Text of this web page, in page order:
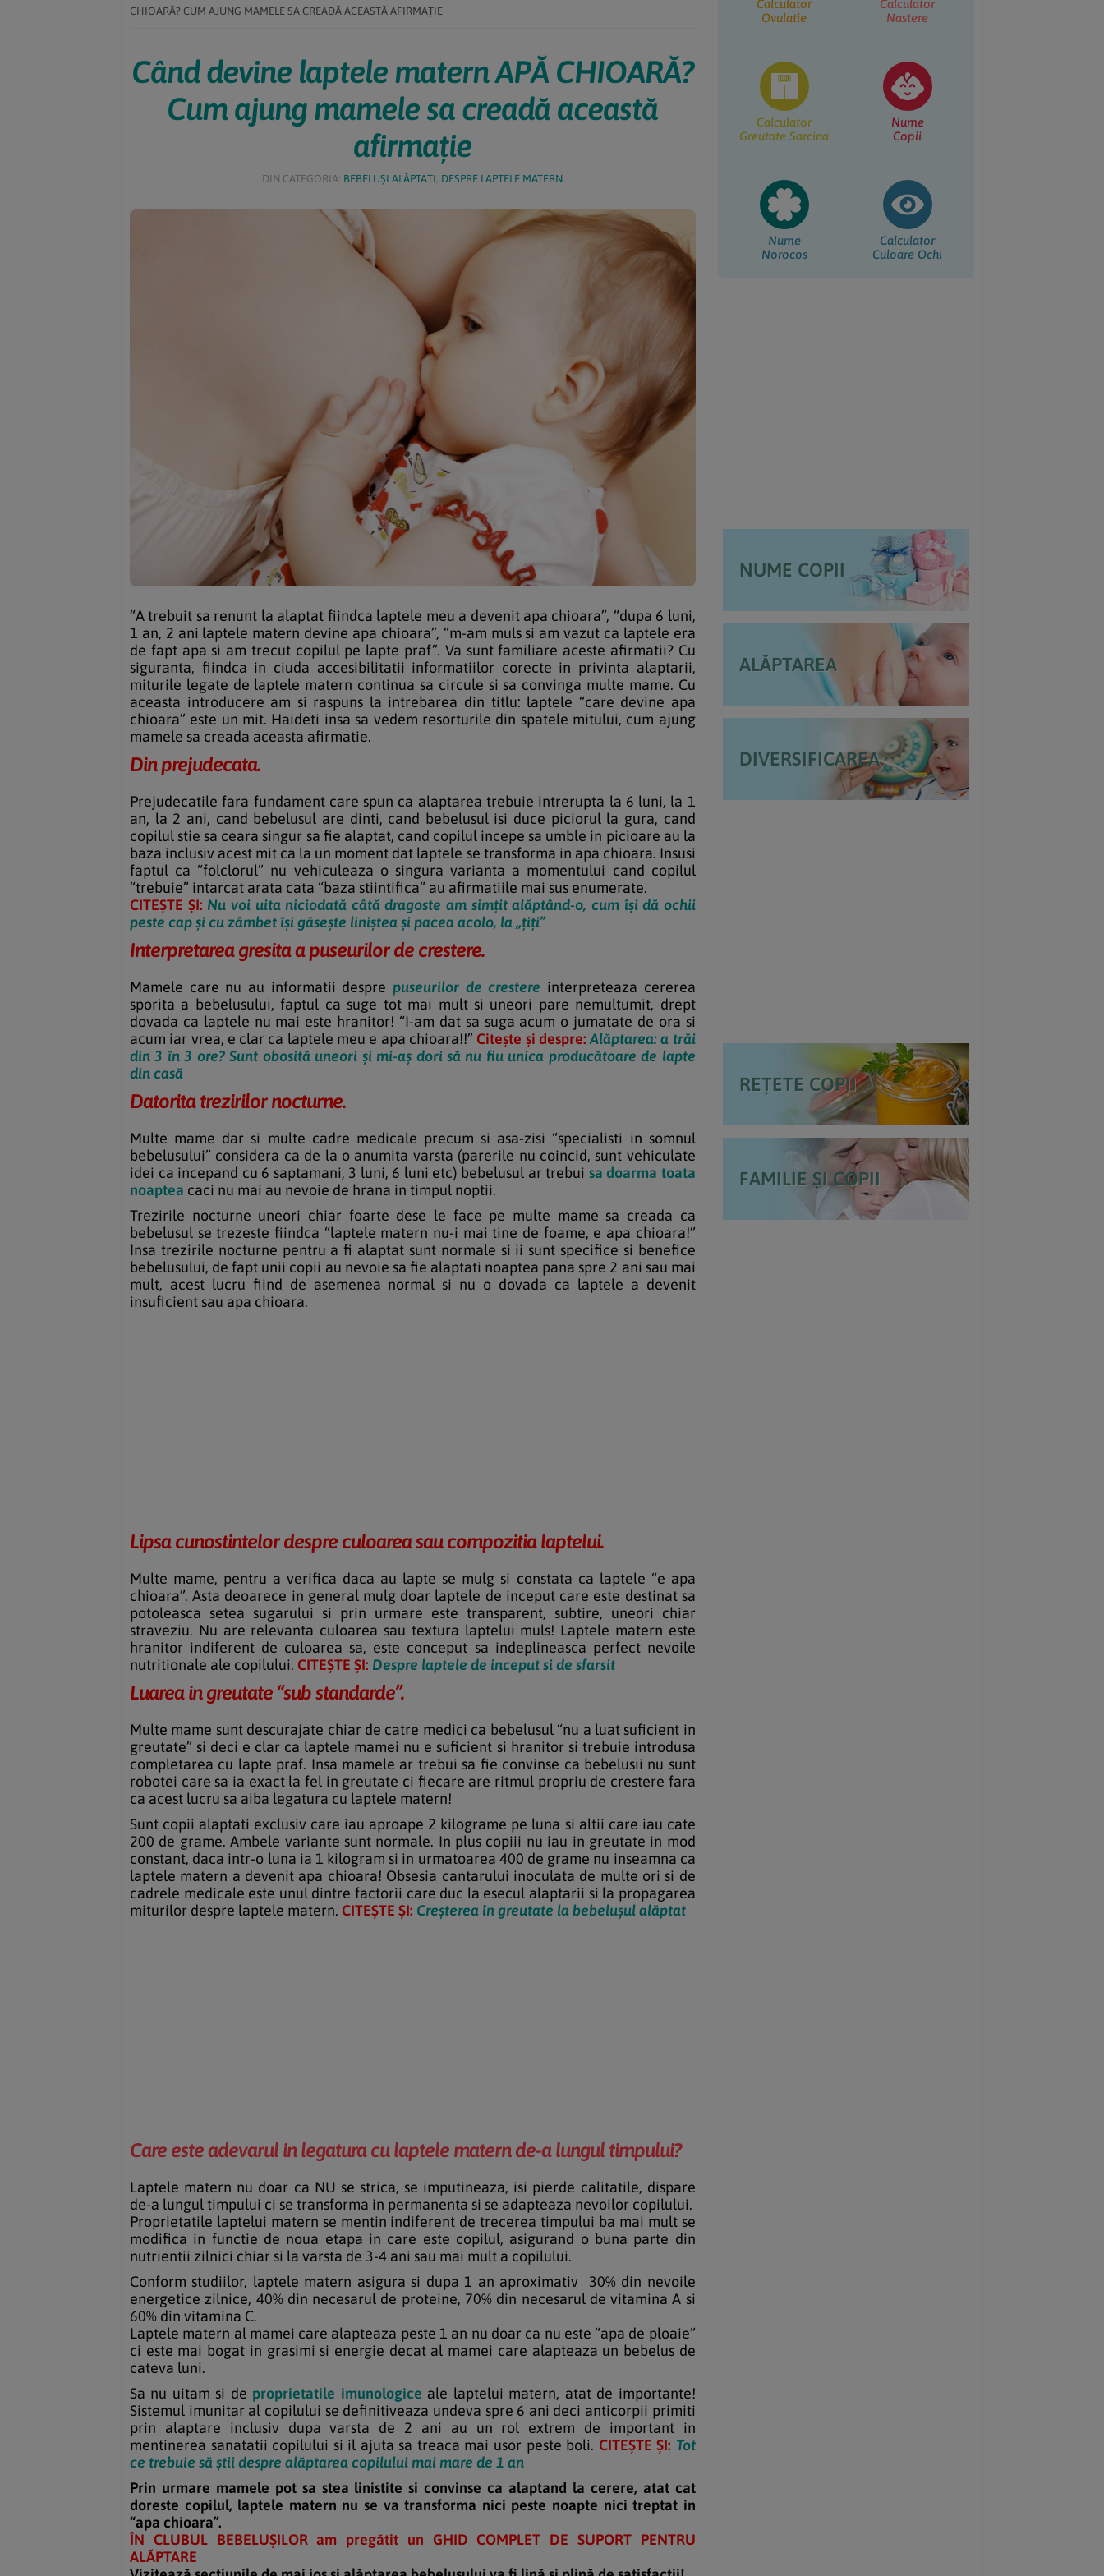
CHIOARĂ? CUM AJUNG MAMELE SA CREADĂ ACEASTĂ AFIRMAȚIE
Când devine laptele matern APĂ CHIOARĂ?
Cum ajung mamele sa creadă această
afirmație
DIN CATEGORIA: BEBELUȘI ALĂPTAȚI DESPRE LAPTELE MATERN
“A trebuit sa renunt la alaptat fiindca laptele meu a devenit apa chioara”, “dupa 6 luni,
1 an, 2 ani laptele matern devine apa chioara”, “m-am muls si am vazut ca laptele era
de fapt apa si am trecut copilul pe lapte praf”. Va sunt familiare aceste afirmatii? Cu
siguranta, fiindca in ciuda accesibilitatii informatiilor corecte in privinta alaptarii,
miturile legate de laptele matern continua sa circule si sa convinga multe mame. Cu
aceasta introducere am si raspuns la intrebarea din titlu: laptele “care devine apa
chioara” este un mit. Haideti insa sa vedem resorturile din spatele mitului, cum ajung
mamele sa creada aceasta afirmatie.
Din prejudecata.
Prejudecatile fara fundament care spun ca alaptarea trebuie intrerupta la 6 luni, la 1
an, la 2 ani, cand bebelusul are dinti, cand bebelusul isi duce piciorul la gura, cand
copilul stie sa ceara singur sa fie alaptat, cand copilul incepe sa umble in picioare au la
baza inclusiv acest mit ca la un moment dat laptele se transforma in apa chioara. Insusi
faptul ca “folclorul” nu vehiculeaza o singura varianta a momentului cand copilul
“trebuie” intarcat arata cata “baza stiintifica” au afirmatiile mai sus enumerate.
CITEȘTE ȘI: Nu voi uita niciodată câtă dragoste am simțit alăptând-o, cum își dă ochii
peste cap și cu zâmbet își găsește liniștea și pacea acolo, la „țiți”
Interpretarea gresita a puseurilor de crestere.
Mamele care nu au informatii despre puseurilor de crestere interpreteaza cererea
sporita a bebelusului, faptul ca suge tot mai mult si uneori pare nemultumit, drept
dovada ca laptele nu mai este hranitor! “I-am dat sa suga acum o jumatate de ora si
acum iar vrea, e clar ca laptele meu e apa chioara!!” Citește și despre: Alăptarea: a trăi
din 3 în 3 ore? Sunt obosită uneori și mi-aș dori să nu fiu unica producătoare de lapte
din casă
Datorita trezirilor nocturne.
Multe mame dar si multe cadre medicale precum si asa-zisi “specialisti in somnul
bebelusului” considera ca de la o anumita varsta (parerile nu coincid, sunt vehiculate
idei ca incepand cu 6 saptamani, 3 luni, 6 luni etc) bebelusul ar trebui sa doarma toata
noaptea caci nu mai au nevoie de hrana in timpul noptii.
Trezirile nocturne uneori chiar foarte dese le face pe multe mame sa creada ca
bebelusul se trezeste fiindca “laptele matern nu-i mai tine de foame, e apa chioara!”
Insa trezirile nocturne pentru a fi alaptat sunt normale si ii sunt specifice si benefice
bebelusului, de fapt unii copii au nevoie sa fie alaptati noaptea pana spre 2 ani sau mai
mult, acest lucru fiind de asemenea normal si nu o dovada ca laptele a devenit
insuficient sau apa chioara.
Lipsa cunostintelor despre culoarea sau compozitia laptelui.
Multe mame, pentru a verifica daca au lapte se mulg si constata ca laptele “e apa
chioara”. Asta deoarece in general mulg doar laptele de inceput care este destinat sa
potoleasca setea sugarului si prin urmare este transparent, subtire, uneori chiar
straveziu. Nu are relevanta culoarea sau textura laptelui muls! Laptele matern este
hranitor indiferent de culoarea sa, este conceput sa indeplineasca perfect nevoile
nutritionale ale copilului. CITEȘTE ȘI: Despre laptele de inceput si de sfarsit
Luarea in greutate “sub standarde”.
Multe mame sunt descurajate chiar de catre medici ca bebelusul “nu a luat suficient in
greutate” si deci e clar ca laptele mamei nu e suficient si hranitor si trebuie introdusa
completarea cu lapte praf. Insa mamele ar trebui sa fie convinse ca bebelusii nu sunt
robotei care sa ia exact la fel in greutate ci fiecare are ritmul propriu de crestere fara
ca acest lucru sa aiba legatura cu laptele matern!
Sunt copii alaptati exclusiv care iau aproape 2 kilograme pe luna si altii care iau cate
200 de grame. Ambele variante sunt normale. In plus copiii nu iau in greutate in mod
constant, daca intr-o luna ia 1 kilogram si in urmatoarea 400 de grame nu inseamna ca
laptele matern a devenit apa chioara! Obsesia cantarului inoculata de multe ori si de
cadrele medicale este unul dintre factorii care duc la esecul alaptarii si la propagarea
miturilor despre laptele matern. CITEȘTE ȘI: Creșterea în greutate la bebelușul alăptat
Care este adevarul in legatura cu laptele matern de-a lungul timpului?
Laptele matern nu doar ca NU se strica, se imputineaza, isi pierde calitatile, dispare
de-a lungul timpului ci se transforma in permanenta si se adapteaza nevoilor copilului.
Proprietatile laptelui matern se mentin indiferent de trecerea timpului ba mai mult se
modifica in functie de noua etapa in care este copilul, asigurand o buna parte din
nutrientii zilnici chiar si la varsta de 3-4 ani sau mai mult a copilului.
Conform studiilor, laptele matern asigura si dupa 1 an aproximativ 30% din nevoile
energetice zilnice, 40% din necesarul de proteine, 70% din necesarul de vitamina A si
60% din vitamina C.
Laptele matern al mamei care alapteaza peste 1 an nu doar ca nu este “apa de ploaie”
ci este mai bogat in grasimi si energie decat al mamei care alapteaza un bebelus de
cateva luni.
Sa nu uitam si de proprietatile imunologice ale laptelui matern, atat de importante!
Sistemul imunitar al copilului se definitiveaza undeva spre 6 ani deci anticorpii primiti
prin alaptare inclusiv dupa varsta de 2 ani au un rol extrem de important in
mentinerea sanatatii copilului si il ajuta sa treaca mai usor peste boli. CITEȘTE ȘI: Tot
ce trebuie să știi despre alăptarea copilului mai mare de 1 an
Prin urmare mamele pot sa stea linistite si convinse ca alaptand la cerere, atat cat
doreste copilul, laptele matern nu se va transforma nici peste noapte nici treptat in
“apa chioara”.
ÎN CLUBUL BEBELUȘILOR am pregătit un GHID COMPLET DE SUPORT PENTRU
ALĂPTARE
Calculator
Ovulatie
Calculator
Nastere
Calculator
Greutate Sarcina
Nume
Copii
Nume
Norocos
Calculator
Culoare Ochi
NUME COPII
ALĂPTAREA
DIVERSIFICAREA
REȚETE COPII
FAMILIE ȘI COPII